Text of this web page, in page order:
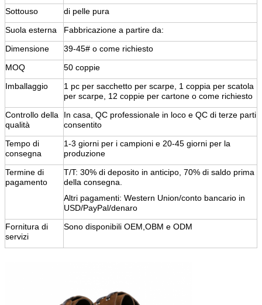
Sottouso
di pelle pura
Suola esterna
Fabbricazione a partire da:
Dimensione
39-45# o come richiesto
MOQ
50 coppie
Imballaggio
1 pc per sacchetto per scarpe, 1 coppia per scatola
per scarpe, 12 coppie per cartone o come richiesto
Controllo della
qualità
In casa, QC professionale in loco e QC di terze parti
consentito
Tempo di
consegna
1-3 giorni per i campioni e 20-45 giorni per la
produzione
Termine di
pagamento
T/T: 30% di deposito in anticipo, 70% di saldo prima
della consegna.
Altri pagamenti: Western Union/conto bancario in
USD/PayPal/denaro
Fornitura di
servizi
Sono disponibili OEM,OBM e ODM